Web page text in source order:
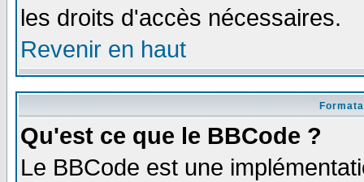
les droits d'accès nécessaires.
Revenir en haut
Qu'est ce que le BBCode ?
Le BBCode est une